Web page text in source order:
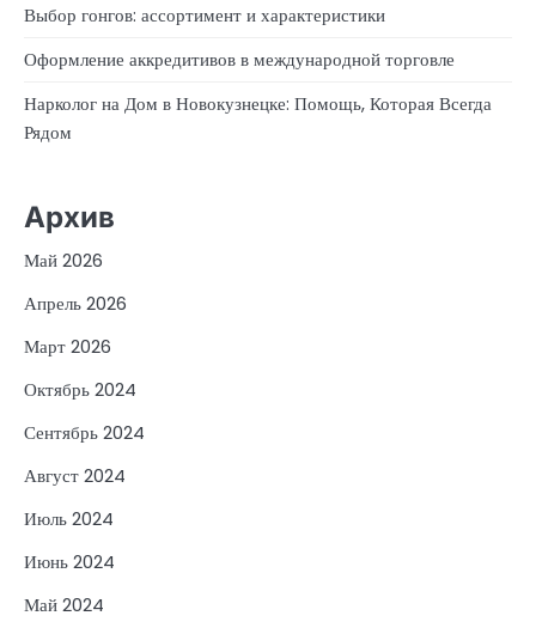
Выбор гонгов: ассортимент и характеристики
Оформление аккредитивов в международной торговле
Нарколог на Дом в Новокузнецке: Помощь, Которая Всегда
Рядом
Архив
Май 2026
Апрель 2026
Март 2026
Октябрь 2024
Сентябрь 2024
Август 2024
Июль 2024
Июнь 2024
Май 2024